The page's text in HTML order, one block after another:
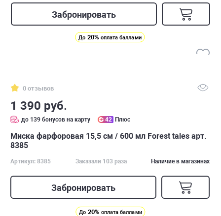
Забронировать
До 20% оплата баллами
0 отзывов
1 390 руб.
до 139 бонусов на карту 42 Плюс
Миска фарфоровая 15,5 см / 600 мл Forest tales арт.
8385
Артикул: 8385 Заказали 103 раза Наличие в магазинах
Забронировать
До 20% оплата баллами